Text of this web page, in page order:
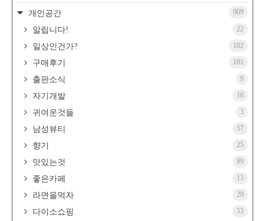
개인공간 909
알립니다! 22
일상인건가? 102
구매후기 181
출판소식 9
자기개발 16
귀여운것들 3
남성뷰티 57
향기 25
맛있는것 89
좋은카페 13
라면을먹자 20
다이소쇼핑 53